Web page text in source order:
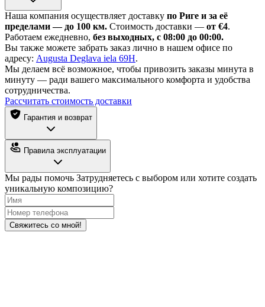
Наша компания осуществляет доставку по Риге и за её
пределами — до 100 км. Стоимость доставки — от €4.
Работаем ежедневно, без выходных, с 08:00 до 00:00.
Вы также можете забрать заказ лично в нашем офисе по
адресу: Augusta Deglava iela 69H.
Мы делаем всё возможное, чтобы привозить заказы минута в
минуту — ради вашего максимального комфорта и удобства
сотрудничества.
Рассчитать стоимость доставки
Гарантия и возврат
Правила эксплуатации
Мы рады помочь Затрудняетесь с выбором или хотите создать
уникальную композицию?
Свяжитесь со мной!